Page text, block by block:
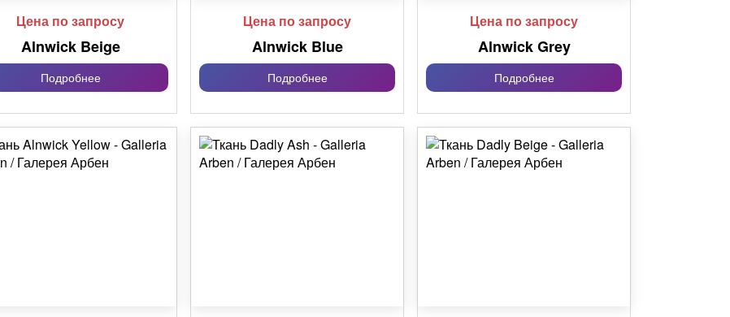
Цена по запросу
Alnwick Beige
Подробнее
Цена по запросу
Alnwick Blue
Подробнее
Цена по запросу
Alnwick Grey
Подробнее